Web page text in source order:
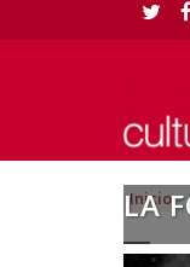
LA
Inicio>